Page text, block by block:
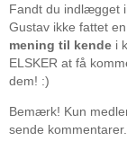
Fandt du indlægget
Gustav ikke fattet
mening til kende i
ELSKER at få
dem! :)
Bemærk! Kun
sende kommentarer.